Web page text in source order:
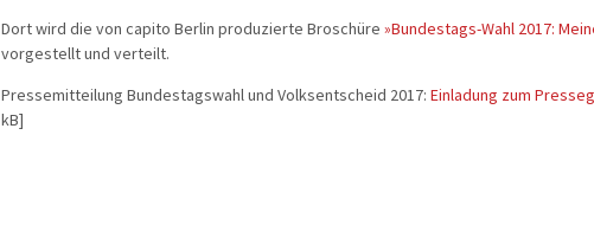
Dort wird die von capito Berlin produzierte Broschüre »Bundestags-Wahl 2017:
vorgestellt und verteilt.
Pressemitteilung Bundestagswahl und Volksentscheid 2017: Einladung zum
kB]